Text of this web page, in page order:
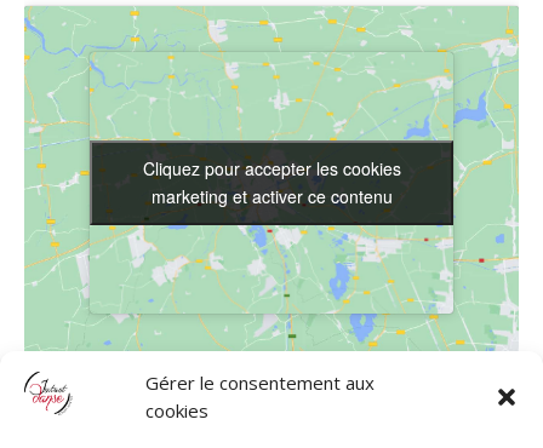
Gérer le consentement aux
cookies
LIEU
Cliquez pour accepter les cookies
marketing et activer ce contenu
Cliquez pour accepter les cookies
marketing et activer ce contenu